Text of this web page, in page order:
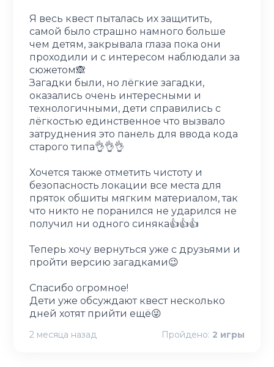
Я весь квест пыталась их защитить,
самой было страшно намного больше
чем детям, закрывала глаза пока они
проходили и с интересом наблюдали за
сюжетом🙈
Загадки были, но лёгкие загадки,
оказались очень интересными и
технологичными, дети справились с
лёгкостью единственное что вызвало
затруднения это панель для ввода кода
старого типа👌👌👌
Хочется также отметить чистоту и
безопасность локации все места для
пряток обшиты мягким материалом, так
что никто не поранился не ударился не
получил ни одного синяка👍👍👍
Теперь хочу вернуться уже с друзьями и
пройти версию загадками😉
Спасибо огромное!
Дети уже обсуждают квест несколько
дней хотят прийти ещё😜
2 месяца назад Пройдено: 2 игры